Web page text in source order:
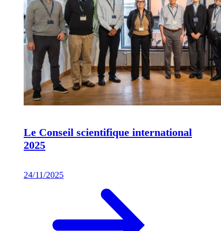
Le Conseil scientifique international
2025
24/11/2025